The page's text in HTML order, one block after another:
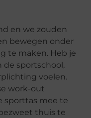
en we zouden
bewegen onder
te maken. Heb je
de sportschool,
voelen.
work-out
sporttas mee te
thuis te